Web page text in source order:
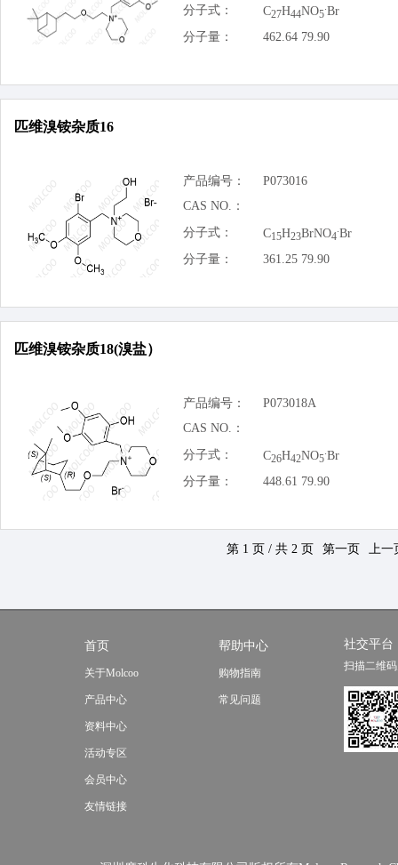
分子式：
C27H44NO5
.Br
分子量：
462.64 79.90
匹维溴铵杂质16
产品编号：
P073016
CAS NO.：
分子式：
C15H23BrNO4
.Br
分子量：
361.25 79.90
匹维溴铵杂质18(溴盐）
产品编号：
P073018A
CAS NO.：
分子式：
C26H42NO5
.Br
分子量：
448.61 79.90
第 1 页 / 共 2 页 第一页 上一
首页
关于Molcoo
产品中心
资料中心
活动专区
会员中心
友情链接
帮助中心
购物指南
常见问题
社交平台
扫描二维